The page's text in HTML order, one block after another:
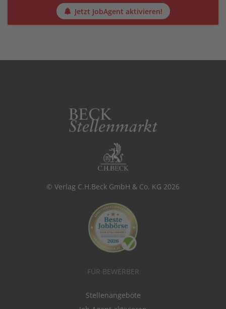
Jetzt JobAgent aktivieren!
© Verlag C.H.Beck GmbH & Co. KG 2026
FÜR BEWERBER
Stellenangebote